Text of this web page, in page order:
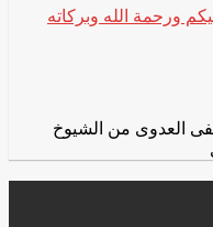
ورحمة الله وبركاته
العدوى من الشيوخ